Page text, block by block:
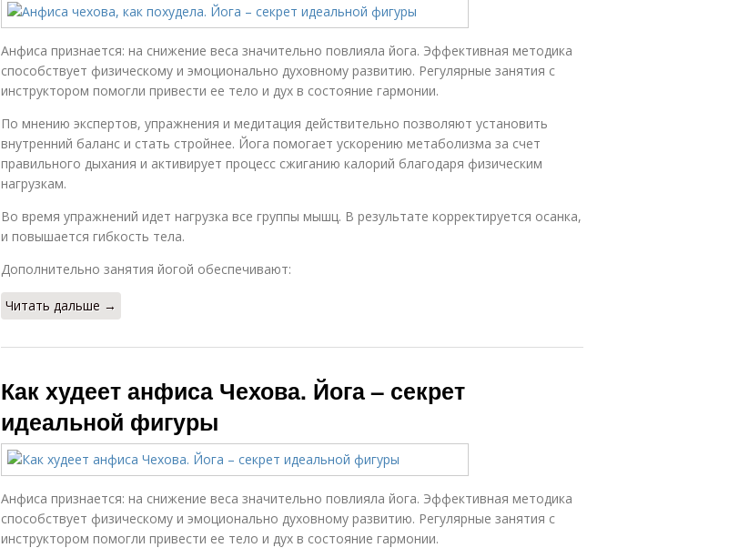
Анфиса признается: на снижение веса значительно повлияла йога. Эффективная методика
способствует физическому и эмоционально духовному развитию. Регулярные занятия с
инструктором помогли привести ее тело и дух в состояние гармонии.
По мнению экспертов, упражнения и медитация действительно позволяют установить
внутренний баланс и стать стройнее. Йога помогает ускорению метаболизма за счет
правильного дыхания и активирует процесс сжиганию калорий благодаря физическим
нагрузкам.
Во время упражнений идет нагрузка все группы мышц. В результате корректируется осанка,
и повышается гибкость тела.
Дополнительно занятия йогой обеспечивают:
Читать дальше →
Как худеет анфиса Чехова. Йога – секрет
идеальной фигуры
Анфиса признается: на снижение веса значительно повлияла йога. Эффективная методика
способствует физическому и эмоционально духовному развитию. Регулярные занятия с
инструктором помогли привести ее тело и дух в состояние гармонии.